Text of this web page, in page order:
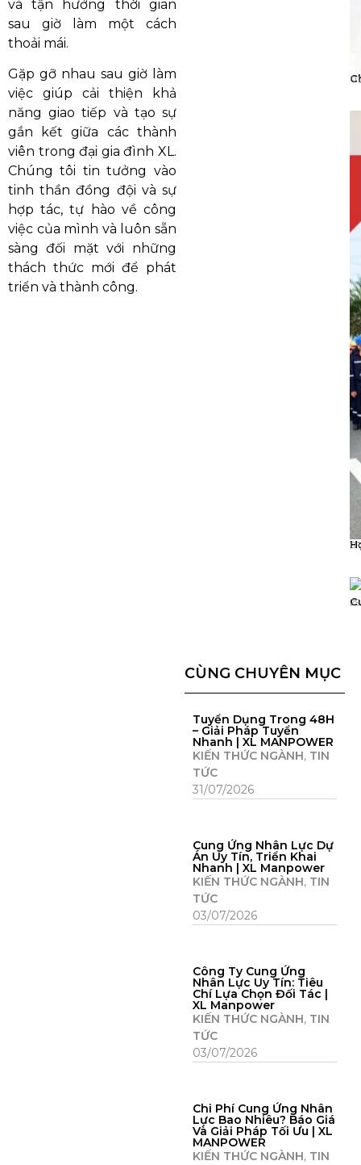
và tận hưởng thời gian
sau giờ làm một cách
thoải mái.
Gặp gỡ nhau sau giờ làm
việc giúp cải thiện khả
năng giao tiếp và tạo sự
gắn kết giữa các thành
viên trong đại gia đình XL.
Chúng tôi tin tưởng vào
tinh thần đồng đội và sự
hợp tác, tự hào về công
việc của mình và luôn sẵn
sàng đối mặt với những
thách thức mới để phát
triển và thành công.
CÙNG CHUYÊN MỤC
Tuyển Dụng Trong 48H
– Giải Pháp Tuyển
Nhanh | XL MANPOWER
KIẾN THỨC NGÀNH, TIN
TỨC
31/07/2026
Cung Ứng Nhân Lực Dự
Án Uy Tín, Triển Khai
Nhanh | XL Manpower
KIẾN THỨC NGÀNH, TIN
TỨC
03/07/2026
Công Ty Cung Ứng
Nhân Lực Uy Tín: Tiêu
Chí Lựa Chọn Đối Tác |
XL Manpower
KIẾN THỨC NGÀNH, TIN
TỨC
03/07/2026
Chi Phí Cung Ứng Nhân
Lực Bao Nhiêu? Báo Giá
Và Giải Pháp Tối Ưu | XL
MANPOWER
KIẾN THỨC NGÀNH, TIN